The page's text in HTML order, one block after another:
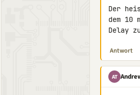
Der
dem
Delay
Antwort
AT